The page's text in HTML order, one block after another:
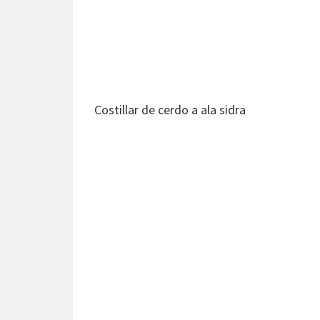
Costillar de cerdo a ala sidra